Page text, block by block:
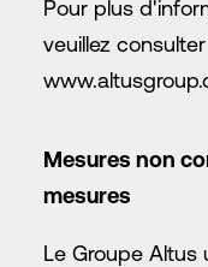
Pour plus
veuillez
Mesures non
mesures
Le Groupe Altus